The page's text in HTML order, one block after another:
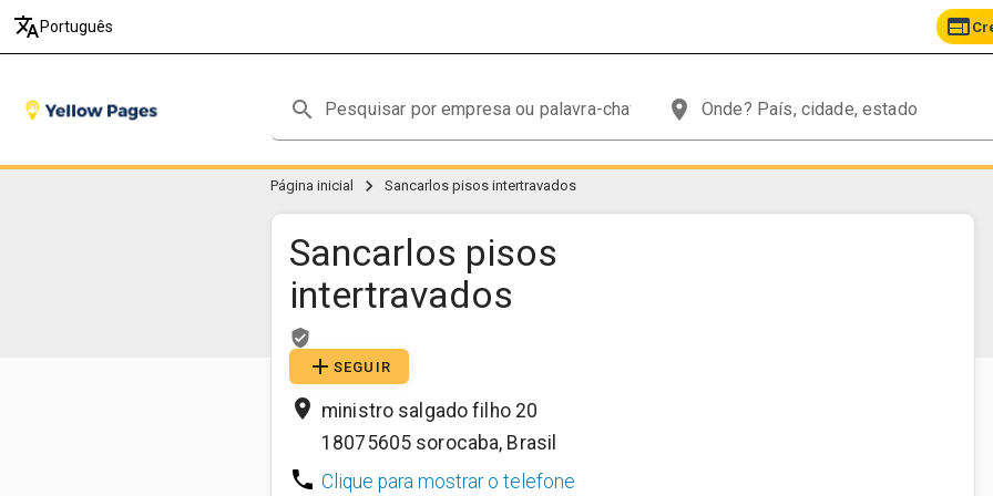
translate Português web
search place
Página inicial chevron_right Sancarlos pisos intertravados
Sancarlos pisos
intertravados
verified_user
add SEGUIR
place ministro salgado filho 20
18075605 sorocaba, Brasil
phone Clique para mostrar o telefone